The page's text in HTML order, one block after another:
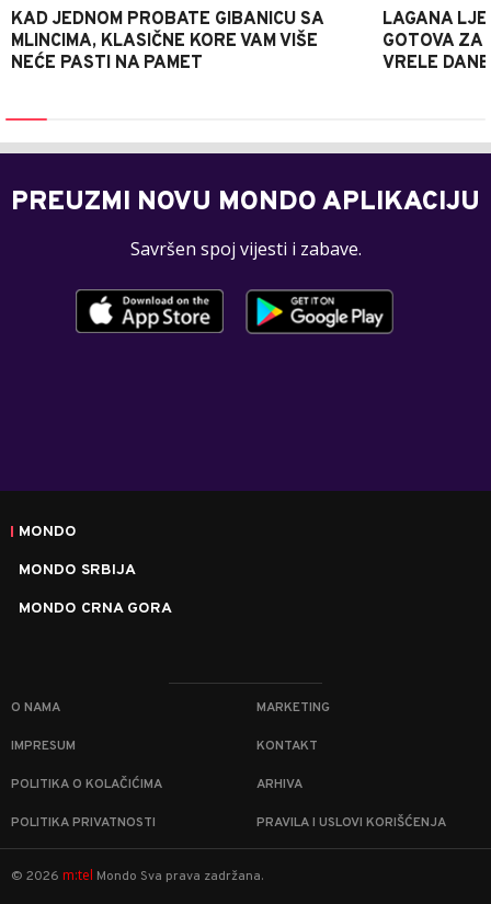
KAD JEDNOM PROBATE GIBANICU SA
MLINCIMA, KLASIČNE KORE VAM VIŠE
NEĆE PASTI NA PAMET
LAGANA
GOTOVA ZA
VRELE DANE
PREUZMI NOVU MONDO APLIKACIJU
Savršen spoj vijesti i zabave.
MONDO
MONDO SRBIJA
MONDO CRNA GORA
O NAMA MARKETING
IMPRESUM KONTAKT
POLITIKA O KOLAČIĆIMA ARHIVA
POLITIKA PRIVATNOSTI PRAVILA I USLOVI KORIŠĆENJA
© 2026 m:tel Mondo Sva prava zadržana.